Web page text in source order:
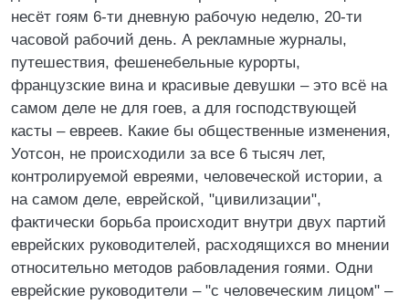
несёт гоям 6-ти дневную рабочую неделю, 20-ти
часовой рабочий день. А рекламные журналы,
путешествия, фешенебельные курорты,
французские вина и красивые девушки – это всё на
самом деле не для гоев, а для господствующей
касты – евреев. Какие бы общественные изменения,
Уотсон, не происходили за все 6 тысяч лет,
контролируемой евреями, человеческой истории, а
на самом деле, еврейской, "цивилизации",
фактически борьба происходит внутри двух партий
еврейских руководителей, расходящихся во мнении
относительно методов рабовладения гоями. Одни
еврейские руководители – "с человеческим лицом" –